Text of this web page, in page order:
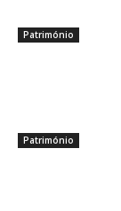
Património
Património